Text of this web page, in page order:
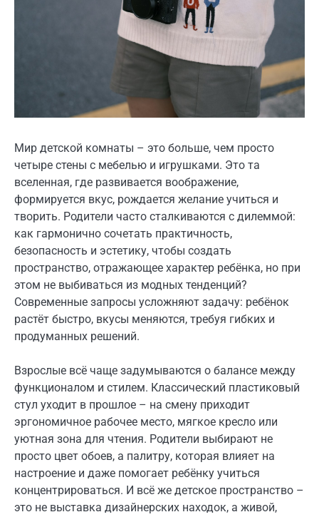
Мир детской комнаты – это больше, чем просто
четыре стены с мебелью и игрушками. Это та
вселенная, где развивается воображение,
формируется вкус, рождается желание учиться и
творить. Родители часто сталкиваются с дилеммой:
как гармонично сочетать практичность,
безопасность и эстетику, чтобы создать
пространство, отражающее характер ребёнка, но при
этом не выбиваться из модных тенденций?
Современные запросы усложняют задачу: ребёнок
растёт быстро, вкусы меняются, требуя гибких и
продуманных решений.
Взрослые всё чаще задумываются о балансе между
функционалом и стилем. Классический пластиковый
стул уходит в прошлое – на смену приходит
эргономичное рабочее место, мягкое кресло или
уютная зона для чтения. Родители выбирают не
просто цвет обоев, а палитру, которая влияет на
настроение и даже помогает ребёнку учиться
концентрироваться. И всё же детское пространство –
это не выставка дизайнерских находок, а живой,